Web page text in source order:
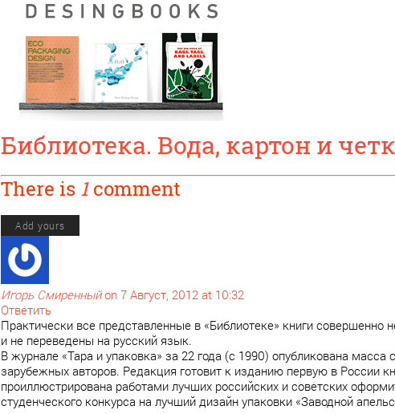
Библиотека. Вода, картон и
There is 1comment
Add yours
Игорь Смиренный on 7 Август, 2012 at 10:32
Ответить
Практически все представленные в «Библиотеке» книги
и не переведены на русский язык.
В журнале «Тара и упаковка» за 22 года (с 1990) опубликована
зарубежных авторов. Редакция готовит к изданию первую в России
проиллюстрирована работами лучших российских и советских
студенческого конкурса на лучший дизайн упаковки «Заводной